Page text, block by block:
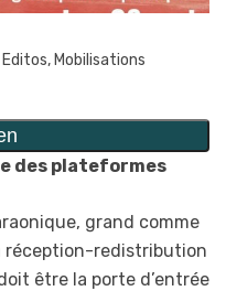
Editos, Mobilisations
des plateformes
grand comme
réception-redistribution
être la porte d’entrée